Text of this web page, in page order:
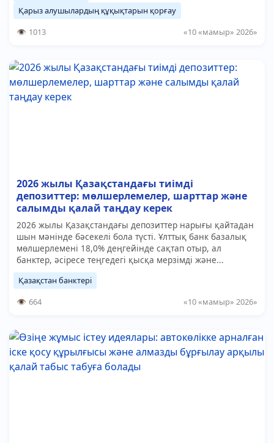
Қарыз алушылардың құқықтарын қорғау
1013
«10 «мамыр» 2026»
2026 жылы Қазақстандағы тиімді
депозиттер: мөлшерлемелер, шарттар және
салымды қалай таңдау керек
2026 жылы Қазақстандағы депозиттер нарығы қайтадан
шын мәнінде бәсекелі бола түсті. Ұлттық банк базалық
мөлшерлемені 18,0% деңгейінде сақтап отыр, ал
банктер, әсіресе теңгедегі қысқа мерзімді және...
Қазақстан банктері
664
«10 «мамыр» 2026»